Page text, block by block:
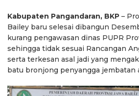
Kabupaten Pangandaran, BKP –
Bailey baru selesai dibangun
kurang pengawasan dinas PUPR
sehingga tidak sesuai Rancangan
serta terkesan asal jadi yang
batu bronjong penyangga jembatan